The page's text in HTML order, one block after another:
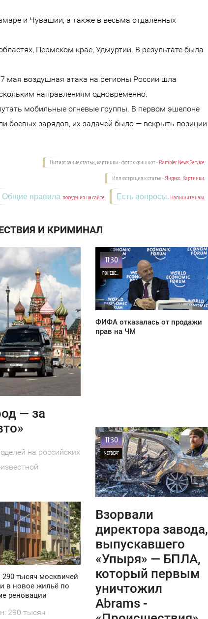
и Чувашии, а также в весьма отдаленных
Пермском крае, Удмуртии. В результате была
мая воздушная атака на регионы России шла
направлениям одновременно.
мобильные огневые группы. В первом эшелоне
боевых зарядов, их задачей было — вскрыть позиции
Цитирование статьи, картинки - фото скриншот - Rambler News Service.
Иллюстрация к статье - Яндекс. Картинки.
Есть вопросы. Напишите нам.
Общие правила поведения на сайте.
И КРИМИНАЛ
— за
на российских
тысяч москвичей
в новое жильё по
реновации
290 тысяч
11:30
ПОНЕДЕЛЬНИК
33
ФИФА отказалась от продажи
прав на ЧМ
11:30
ЧЕТВЕРГ
0
15
Взорвали
директора завода,
выпускавшего
«Упыря» — БПЛА,
который первым
уничтожил
Abrams -